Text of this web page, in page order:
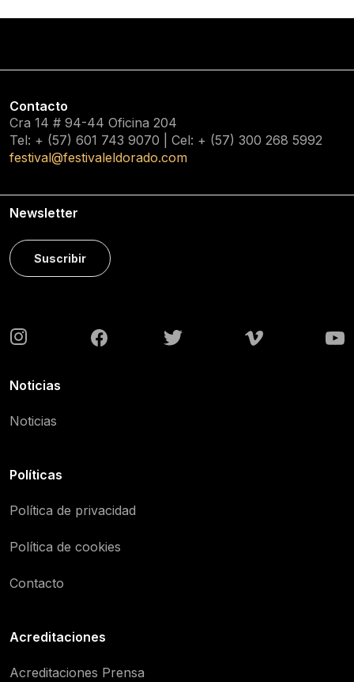
Contacto
Cra 14 # 94-44 Oficina 204
Tel: + (57) 601 743 9070 | Cel: + (57) 300 268 5992
festival@festivaleldorado.com
Newsletter
Suscribir
Noticias
Noticias
Políticas
Política de privacidad
Política de cookies
Contacto
Acreditaciones
Acreditaciones Prensa